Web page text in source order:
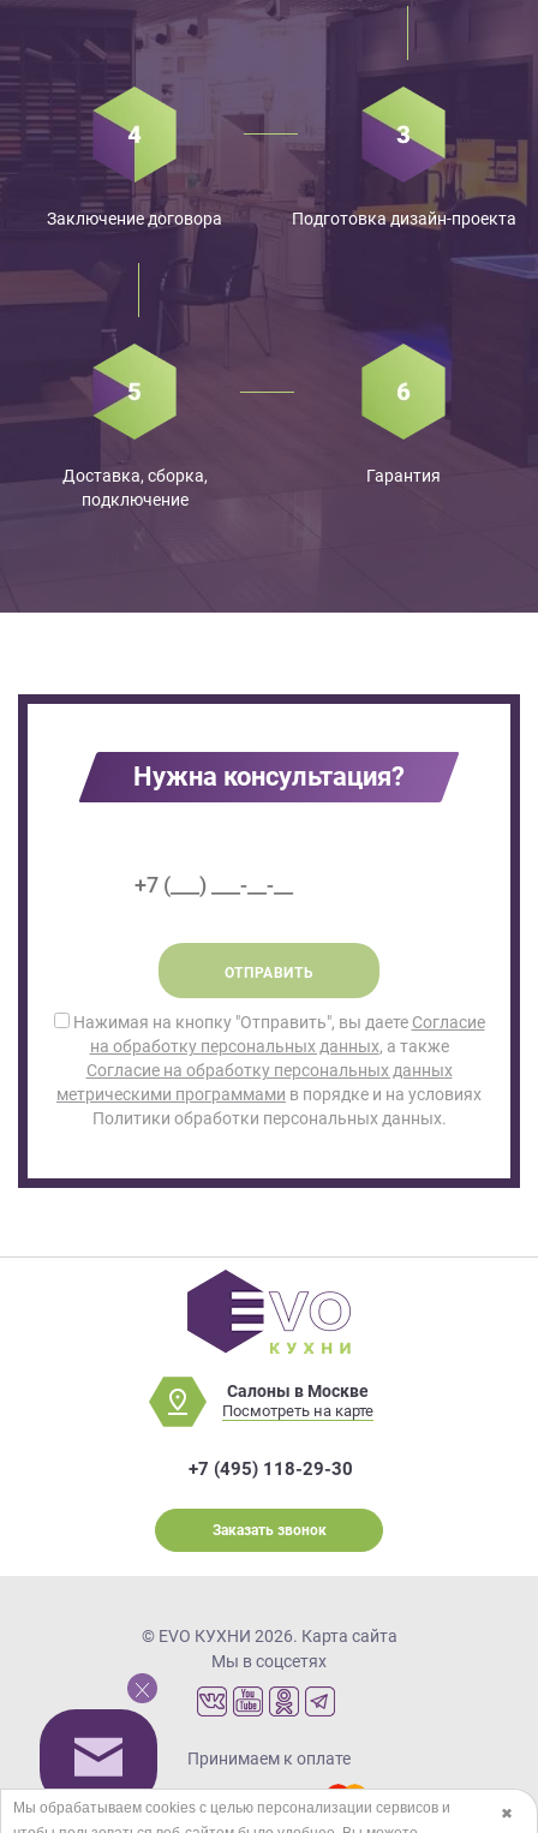
Подготовка дизайн-проекта
Заключение договора
Доставка, сборка,
подключение
Гарантия
Нужна консультация?
ОТПРАВИТЬ
Нажимая на кнопку "Отправить", вы даете Согласие
на обработку персональных данных, а также
Согласие на обработку персональных данных
метрическими программами в порядке и на условиях
Политики обработки персональных данных.
Салоны в Москве
Посмотреть на карте
+7 (495) 118-29-30
Заказать звонок
© EVO КУХНИ 2026. Карта сайта
Мы в соцсетях
Принимаем к оплате
✖
Мы обрабатываем cookies с целью персонализации сервисов и